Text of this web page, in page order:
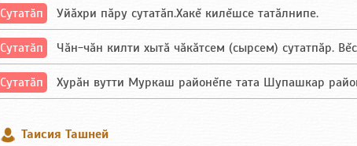
Сутатӑп Уйăхри пăру сутатăп.Хакĕ килĕшсе татăлнипе.
Сутатӑп Чăн-чăн килти хытă чăкăтсем (сырсем) сутатпăр.
Сутатӑп Хурăн вутти Муркаш районĕпе тата Шупашкар
Таисия Ташней